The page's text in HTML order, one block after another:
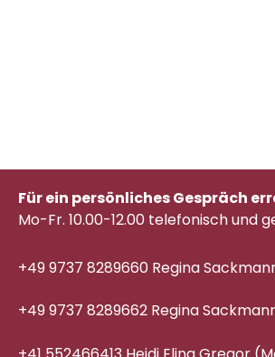
Für ein persönliches Gespräch
Mo-Fr. 10.00-12.00 telefonischund
+49 9737 8289660 Regina
+49 9737 8289662 Regina